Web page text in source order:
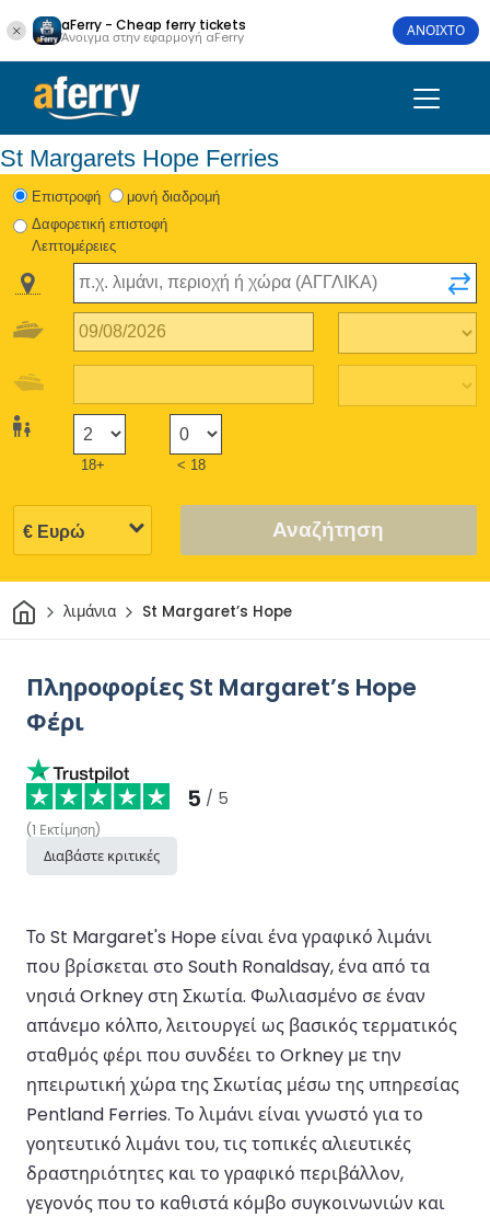
aFerry - Cheap ferry tickets
Άνοιγμα στην εφαρμογή aFerry ΑΝΟΙΧΤΟ
St Margarets Hope Ferries
Eπιστροφή
μονή διαδρομή
Δαφορετική επιστοφή
Λεπτομέρειες
18+ < 18
Αναζήτηση
Σπίτιλιμάνια St Margaret’s Hope
Πληροφορίες St Margaret’s Hope
Φέρι
5 / 5
(1 Εκτίμηση)
Διαβάστε κριτικές
Το St Margaret's Hope είναι ένα γραφικό λιμάνι
που βρίσκεται στο South Ronaldsay, ένα από τα
νησιά Orkney στη Σκωτία. Φωλιασμένο σε έναν
απάνεμο κόλπο, λειτουργεί ως βασικός τερματικός
σταθμός φέρι που συνδέει το Orkney με την
ηπειρωτική χώρα της Σκωτίας μέσω της υπηρεσίας
Pentland Ferries. Το λιμάνι είναι γνωστό για το
γοητευτικό λιμάνι του, τις τοπικές αλιευτικές
δραστηριότητες και το γραφικό περιβάλλον,
γεγονός που το καθιστά κόμβο συγκοινωνιών και